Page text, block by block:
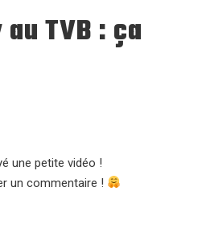
TVB : ça
une petite vidéo !
un commentaire !